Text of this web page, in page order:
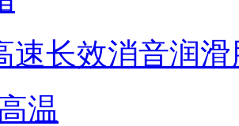
速长效消音润滑